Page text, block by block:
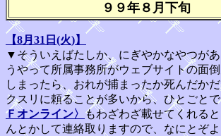
９９年８月下旬
【8月31日(火)】
▼そういえばたしか、にぎやかなやつが
うやって所属事務所がウェブサイトの面
しまったら、おれが捕まったか死んだか
クスリに頼ることが多いから、ひとごと
Ｆオンライン〉 もわざわざ載せてくれる
んとかして連絡取りますので、なにとぞよ